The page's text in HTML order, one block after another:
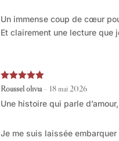
Un immense coup de cœur
Et clairement une lecture que
Note5 sur
Roussel olivia– 18 mai 2026
Une histoire qui parle
Je me suis laissée